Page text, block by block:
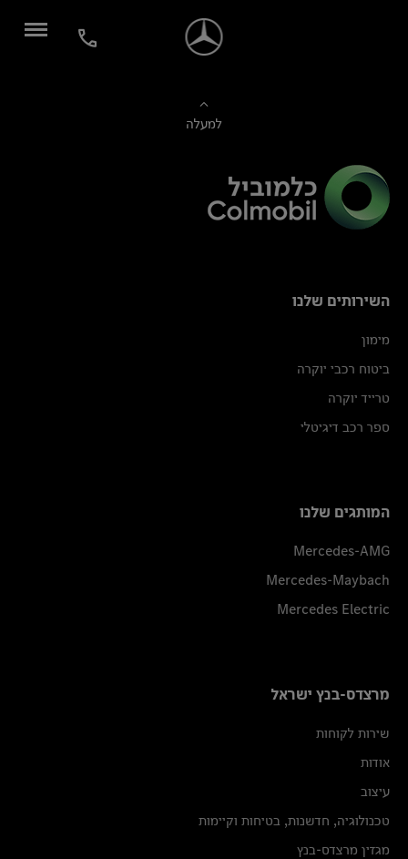
למעלה
השירותים שלנו
מימון
ביטוח רכבי יוקרה
טרייד יוקרה
ספר רכב דיגיטלי
המותגים שלנו
Mercedes-AMG
Mercedes-Maybach
Mercedes Electric
מרצדס-בנץ ישראל
שירות לקוחות
אודות
עיצוב
טכנולוגיה, חדשנות, בטיחות וקיימות
מגזין מרצדס-בנץ